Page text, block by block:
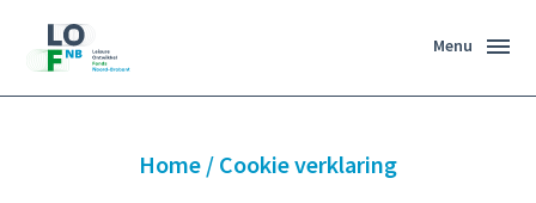
Menu
Home / Cookie verklaring